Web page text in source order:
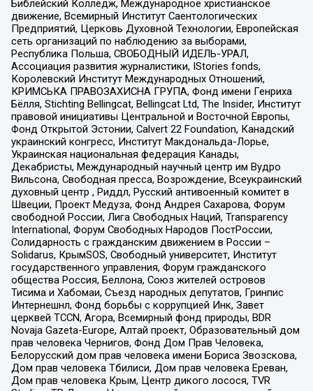
Библейский Колледж, Международное христианское
движение, Всемирный Институт Саентологических
Предприятий, Церковь Духовной Технологии, Европейская
сеть организаций по наблюдению за выборами,
Республика Польша, СВОБОДНЫЙ ИДЕЛЬ-УРАЛ,
Ассоциация развития журналистики, IStories fonds,
Королевский Институт Международных Отношений,
КРИМСЬКА ПРАВОЗАХИСНА ГРУПА, Фонд имени Генриха
Бёлля, Stichting Bellingcat, Bellingcat Ltd, The Insider, Институт
правовой инициативы Центральной и Восточной Европы,
Фонд Открытой Эстонии, Calvert 22 Foundation, Канадский
украинский конгресс, Институт Макдональда-Лорье,
Украинская национальная федерация Канады,
Декабристы, Международный научный центр им Вудро
Вильсона, Свободная пресса, Возрождение, Всеукраинский
духовный центр , Риддл, Русский антивоенный комитет в
Швеции, Проект Медуза, Фонд Андрея Сахарова, Форум
свободной России, Лига Свободных Наций, Transparеncy
International, Форум Свободных Народов ПостРоссии,
Солидарность с гражданским движением в России –
Solidarus, КрымSOS, Свободный университет, Институт
государственного управления, Форум гражданского
общества Россия, Беллона, Союз жителей островов
Тисима и Хабомаи, Съезд народных депутатов, Гринпис
Интернешнл, Фонд борьбы с коррупцией Инк, Завет
церквей TCCN, Агора, Всемирный фонд природы, BDR
Novaja Gazeta-Europe, Алтай проект, Образовательный дом
прав человека Чернигов, Фонд Дом Прав Человека,
Белорусский дом прав человека имени Бориса Звозскова,
Дом прав человека Тбилиси, Дом прав человека Ереван,
Дом прав человека Крым, Центр дикого лосося, TVR